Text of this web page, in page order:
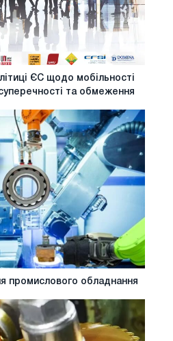
ЄС щодо мобільності
та обмеження
промислового обладнання